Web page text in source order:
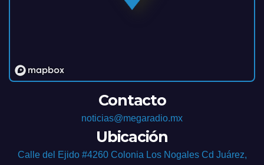
Contacto
noticias@megaradio.mx
Ubicación
Calle del Ejido #4260 Colonia Los Nogales Cd Juárez,